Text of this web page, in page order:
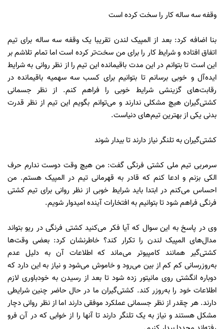
وقفه سه ساله کار را سخت کرده است
بنا اضافه کرد: بعد از المپیک لندن تقریبا یک وقفه سه ساله برای تیم
اتفاق افتاده و شرایط کار را برای من سخت‌تر کرده است اما تمام تلاشم بر
این است تا بتوانم در این مدت باقیمانده این تیم را از نظر روانی به شرایط
ایده‌آل و خوبی برسانم تا بتوانیم برای کسب سه سهمیه باقیمانده در
رقابت‌های گزینشی شرایط خوبی را فراهم کنم. از نظر جسمانی
کشتی‌گیران هیچ مشکلی ندارند و می‌توانم بگویم این تیم از نظر قدرت
بدنی یکی از بهترین تیم‌های دنیاست.
کشتی‌گیران به تلنگر نیاز دارند تا بیدار شوند
سرمربی تیم ملی کشتی فرنگی گفت: من هیچ وقت دوست ندارم حرف
الکی بزنم و ادعا کنم که قادر به قهرمانی تیم در المپیک هستم. من
احساس می‌کنم در ابتدا باید شرایط خوبی از نظر روانی برای تیم کشتی
فرنگی فراهم شود تا بتوانیم به افتخارات آینده امیدوار شویم.
وی در پاسخ به این سوال که آیا فکر می‌کنید کشتی فرنگی در ریو بتواند
مدال‌های المپیک لندن را تکرار کند؟ خاطرنشان کرد: بعضی وقت‌ها
کشتی‌گیر همانند کامپیوتر می‌ماند که اطلاعات آن به دلیل عدم
به‌روزرسانی کم کم از بین می‌رود و خاموش می‌شود و نیاز به این دارد که
دوباره انگشتی روی مانیتور زده شود تا بعد از رسیدن به خودباوری لازم
اطلاعات خود را به‌روزر کند. کشتی‌گیران ما در حال حاضر چنین شرایطی
دارند. هر چقدر از نظر جسمانی عملکرد موفقی دارند اما از نظر روانی دچار
مشکل هستند و نیاز به یک تلنگر دارند تا آنها را از خوابی که در آن فرو